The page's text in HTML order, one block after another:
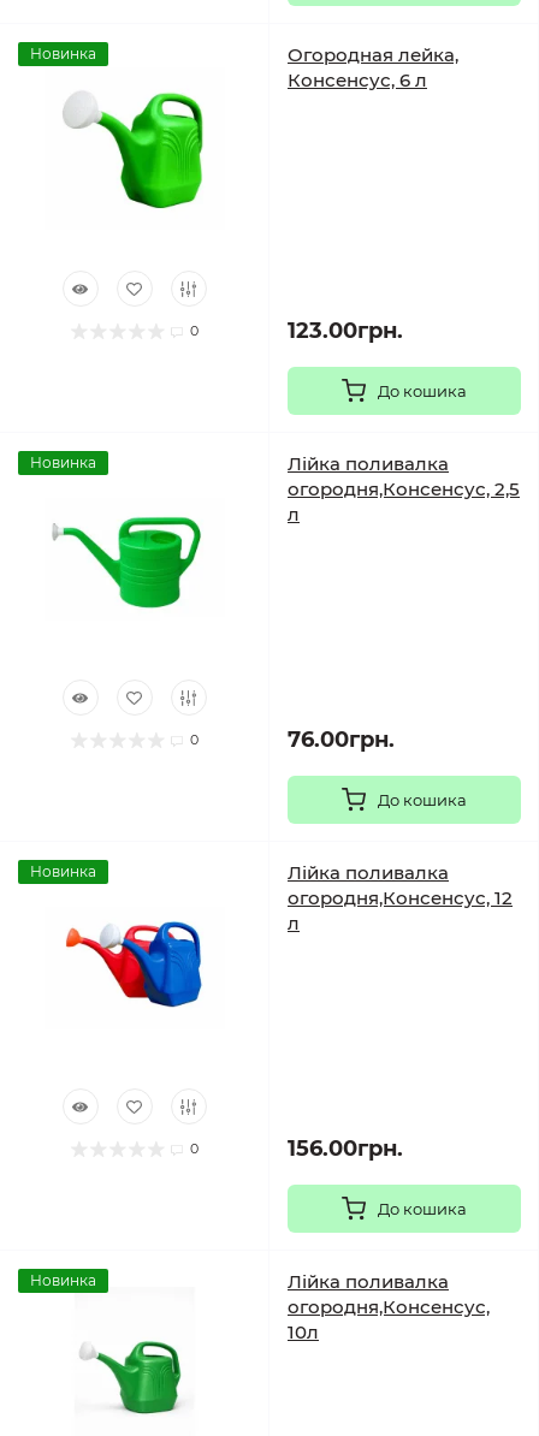
Новинка
0
Огородная лейка,
Консенсус, 6 л
123.00грн.
До кошика
Новинка
0
Лійка поливалка
огородня,Консенсус, 2,5
л
76.00грн.
До кошика
Новинка
0
Лійка поливалка
огородня,Консенсус, 12
л
156.00грн.
До кошика
Новинка
Лійка поливалка
огородня,Консенсус,
10л